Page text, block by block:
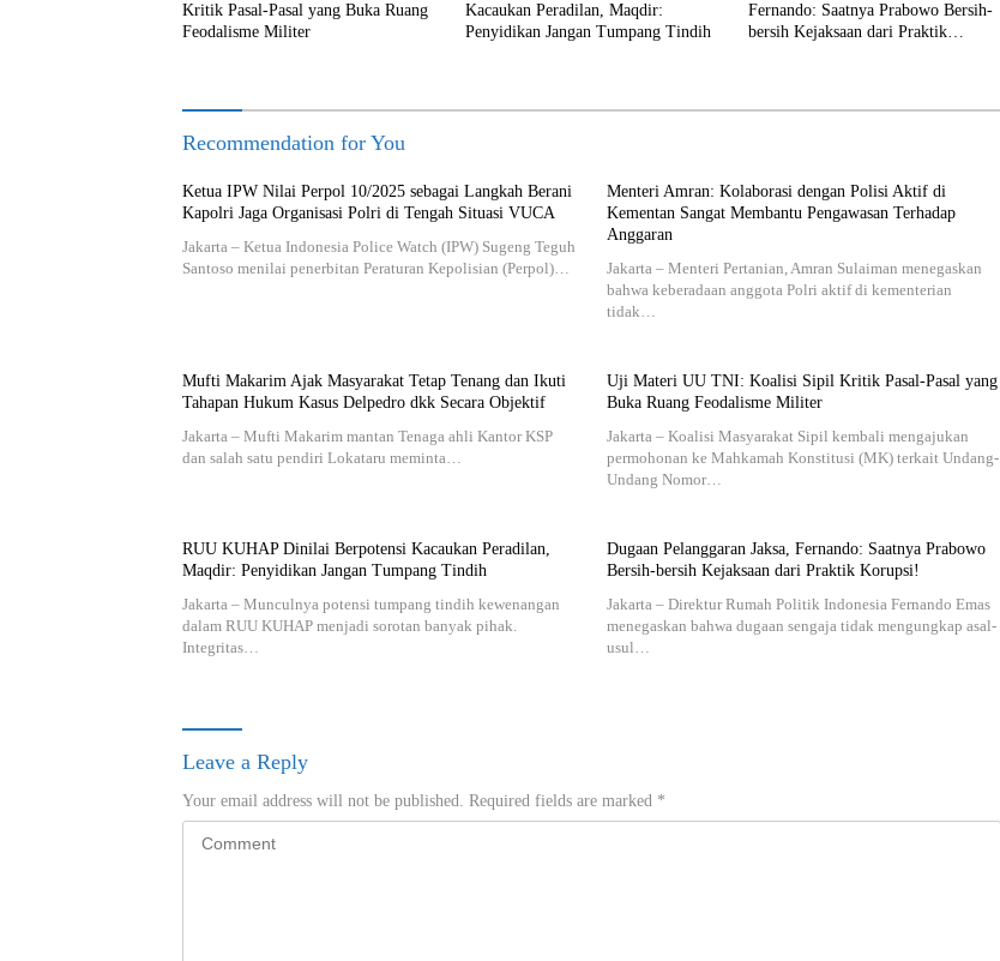
Kritik Pasal-Pasal yang Buka Ruang
Feodalisme Militer
Kacaukan Peradilan, Maqdir:
Penyidikan Jangan Tumpang Tindih
Fernando: Saatnya Prabowo Bersih-
bersih Kejaksaan dari Praktik
Recommendation for You
Ketua IPW Nilai Perpol 10/2025 sebagai Langkah Berani
Kapolri Jaga Organisasi Polri di Tengah Situasi VUCA
Jakarta – Ketua Indonesia Police Watch (IPW) Sugeng Teguh
Santoso menilai penerbitan Peraturan Kepolisian (Perpol)…
Menteri Amran: Kolaborasi dengan Polisi Aktif di
Kementan Sangat Membantu Pengawasan Terhadap
Anggaran
Jakarta – Menteri Pertanian, Amran Sulaiman menegaskan
bahwa keberadaan anggota Polri aktif di kementerian
tidak…
Mufti Makarim Ajak Masyarakat Tetap Tenang dan Ikuti
Tahapan Hukum Kasus Delpedro dkk Secara Objektif
Jakarta – Mufti Makarim mantan Tenaga ahli Kantor KSP
dan salah satu pendiri Lokataru meminta…
Uji Materi UU TNI: Koalisi Sipil Kritik Pasal-Pasal yang
Buka Ruang Feodalisme Militer
Jakarta – Koalisi Masyarakat Sipil kembali mengajukan
permohonan ke Mahkamah Konstitusi (MK) terkait Undang-
Undang Nomor…
RUU KUHAP Dinilai Berpotensi Kacaukan Peradilan,
Maqdir: Penyidikan Jangan Tumpang Tindih
Jakarta – Munculnya potensi tumpang tindih kewenangan
dalam RUU KUHAP menjadi sorotan banyak pihak.
Integritas…
Dugaan Pelanggaran Jaksa, Fernando: Saatnya Prabowo
Bersih-bersih Kejaksaan dari Praktik Korupsi!
Jakarta – Direktur Rumah Politik Indonesia Fernando Emas
menegaskan bahwa dugaan sengaja tidak mengungkap asal-
usul…
Leave a Reply
Your email address will not be published. Required fields are marked *